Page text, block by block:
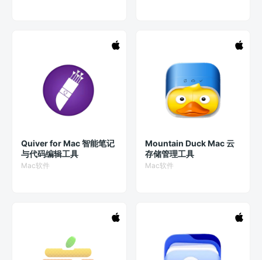
Quiver for Mac 智能笔记
与代码编辑工具
Mac软件
Mountain Duck Mac 云
存储管理工具
Mac软件